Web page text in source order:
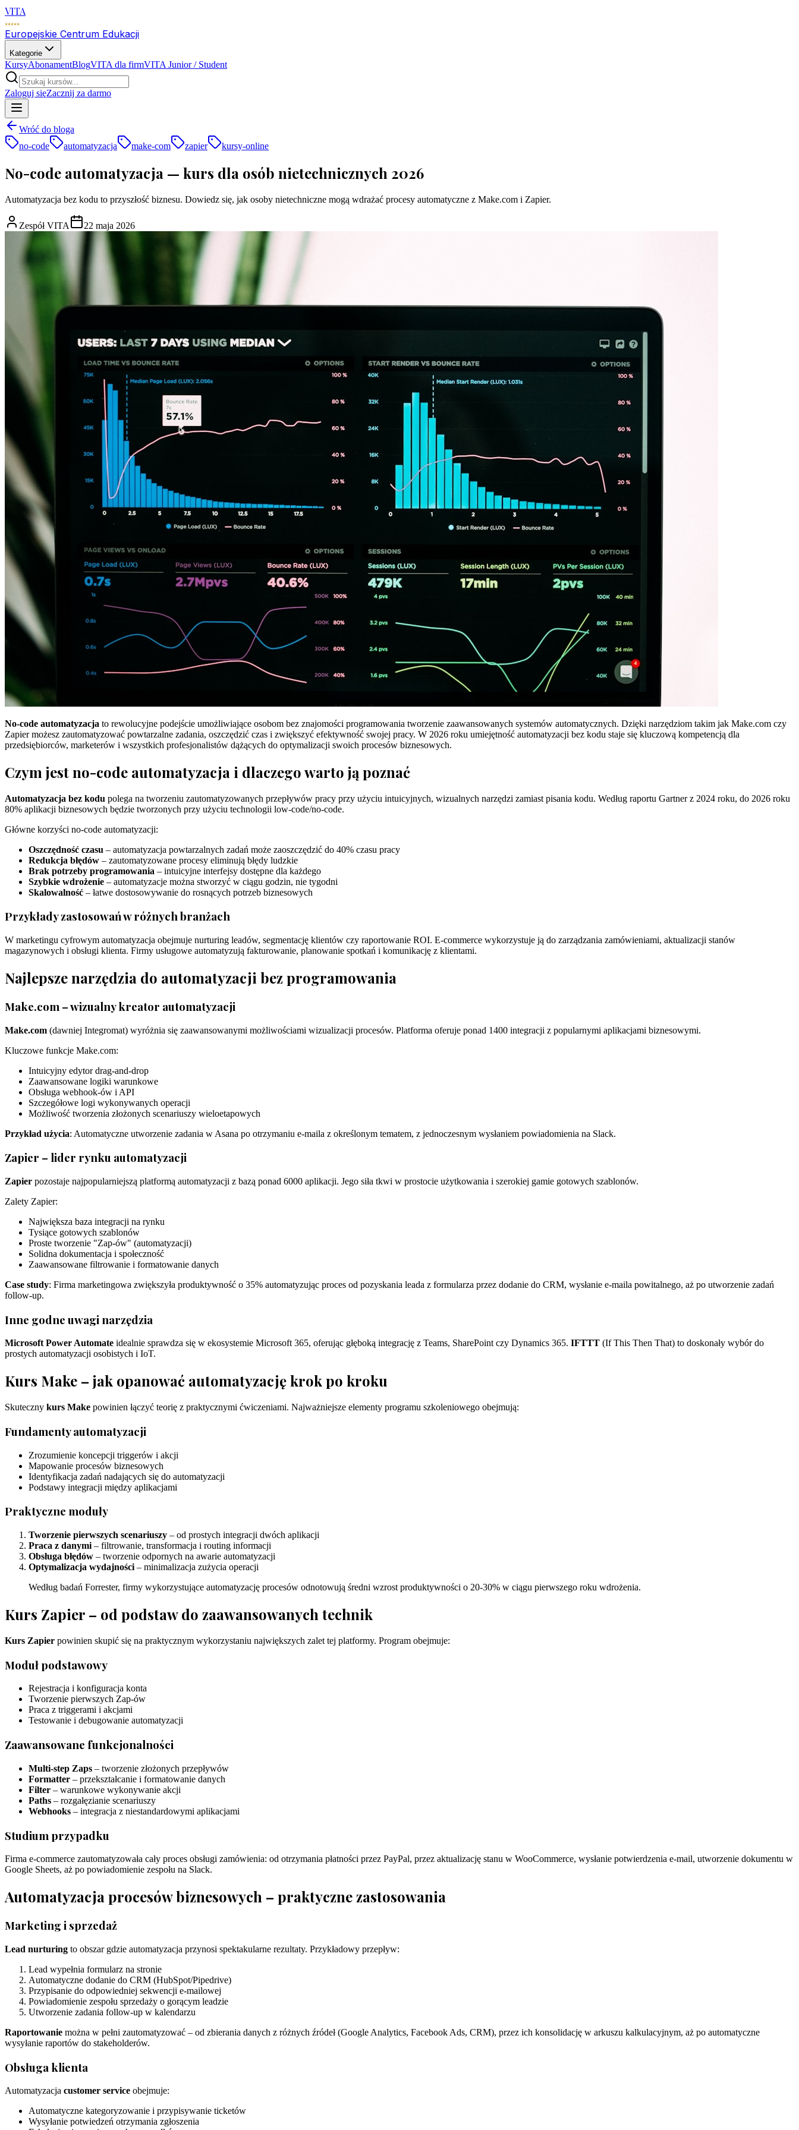
VITA
Europejskie Centrum Edukacji
Kategorie
KursyAbonamentBlogVITA dla firmVITA Junior / Student
Zaloguj sięZacznij za darmo
Wróć do bloga
no-code
automatyzacja make-com zapier kursy-online
No-code automatyzacja — kurs dla osób nietechnicznych 2026
Automatyzacja bez kodu to przyszłość biznesu. Dowiedz się, jak osoby nietechniczne mogą wdrażać procesy automatyczne z Make.com i Zapier.
Zespół VITA 22 maja 2026
No-code automatyzacja to rewolucyjne podejście umożliwiające osobom bez znajomości programowania tworzenie zaawansowanych systemów automatycznych. Dzięki narzędziom takim jak Make.com czy
Zapier możesz zautomatyzować powtarzalne zadania, oszczędzić czas i zwiększyć efektywność swojej pracy. W 2026 roku umiejętność automatyzacji bez kodu staje się kluczową kompetencją dla
przedsiębiorców, marketerów i wszystkich profesjonalistów dążących do optymalizacji swoich procesów biznesowych.
Czym jest no-code automatyzacja i dlaczego warto ją poznać
Automatyzacja bez kodu polega na tworzeniu zautomatyzowanych przepływów pracy przy użyciu intuicyjnych, wizualnych narzędzi zamiast pisania kodu. Według raportu Gartner z 2024 roku, do 2026 roku
80% aplikacji biznesowych będzie tworzonych przy użyciu technologii low-code/no-code.
Główne korzyści no-code automatyzacji:
Oszczędność czasu – automatyzacja powtarzalnych zadań może zaoszczędzić do 40% czasu pracy
Redukcja błędów – zautomatyzowane procesy eliminują błędy ludzkie
Brak potrzeby programowania – intuicyjne interfejsy dostępne dla każdego
Szybkie wdrożenie – automatyzacje można stworzyć w ciągu godzin, nie tygodni
Skalowalność – łatwe dostosowywanie do rosnących potrzeb biznesowych
Przykłady zastosowań w różnych branżach
W marketingu cyfrowym automatyzacja obejmuje nurturing leadów, segmentację klientów czy raportowanie ROI. E-commerce wykorzystuje ją do zarządzania zamówieniami, aktualizacji stanów
magazynowych i obsługi klienta. Firmy usługowe automatyzują fakturowanie, planowanie spotkań i komunikację z klientami.
Najlepsze narzędzia do automatyzacji bez programowania
Make.com – wizualny kreator automatyzacji
Make.com (dawniej Integromat) wyróżnia się zaawansowanymi możliwościami wizualizacji procesów. Platforma oferuje ponad 1400 integracji z popularnymi aplikacjami biznesowymi.
Kluczowe funkcje Make.com:
Intuicyjny edytor drag-and-drop
Zaawansowane logiki warunkowe
Obsługa webhook-ów i API
Szczegółowe logi wykonywanych operacji
Możliwość tworzenia złożonych scenariuszy wieloetapowych
Przykład użycia: Automatyczne utworzenie zadania w Asana po otrzymaniu e-maila z określonym tematem, z jednoczesnym wysłaniem powiadomienia na Slack.
Zapier – lider rynku automatyzacji
Zapier pozostaje najpopularniejszą platformą automatyzacji z bazą ponad 6000 aplikacji. Jego siła tkwi w prostocie użytkowania i szerokiej gamie gotowych szablonów.
Zalety Zapier:
Największa baza integracji na rynku
Tysiące gotowych szablonów
Proste tworzenie "Zap-ów" (automatyzacji)
Solidna dokumentacja i społeczność
Zaawansowane filtrowanie i formatowanie danych
Case study: Firma marketingowa zwiększyła produktywność o 35% automatyzując proces od pozyskania leada z formularza przez dodanie do CRM, wysłanie e-maila powitalnego, aż po utworzenie zadań
follow-up.
Inne godne uwagi narzędzia
Microsoft Power Automate idealnie sprawdza się w ekosystemie Microsoft 365, oferując głęboką integrację z Teams, SharePoint czy Dynamics 365. IFTTT (If This Then That) to doskonały wybór do
prostych automatyzacji osobistych i IoT.
Kurs Make – jak opanować automatyzację krok po kroku
Skuteczny kurs Make powinien łączyć teorię z praktycznymi ćwiczeniami. Najważniejsze elementy programu szkoleniowego obejmują:
Fundamenty automatyzacji
Zrozumienie koncepcji triggerów i akcji
Mapowanie procesów biznesowych
Identyfikacja zadań nadających się do automatyzacji
Podstawy integracji między aplikacjami
Praktyczne moduły
Tworzenie pierwszych scenariuszy – od prostych integracji dwóch aplikacji
Praca z danymi – filtrowanie, transformacja i routing informacji
Obsługa błędów – tworzenie odpornych na awarie automatyzacji
Optymalizacja wydajności – minimalizacja zużycia operacji
Według badań Forrester, firmy wykorzystujące automatyzację procesów odnotowują średni wzrost produktywności o 20-30% w ciągu pierwszego roku wdrożenia.
Kurs Zapier – od podstaw do zaawansowanych technik
Kurs Zapier powinien skupić się na praktycznym wykorzystaniu największych zalet tej platformy. Program obejmuje:
Moduł podstawowy
Rejestracja i konfiguracja konta
Tworzenie pierwszych Zap-ów
Praca z triggerami i akcjami
Testowanie i debugowanie automatyzacji
Zaawansowane funkcjonalności
Multi-step Zaps – tworzenie złożonych przepływów
Formatter – przekształcanie i formatowanie danych
Filter – warunkowe wykonywanie akcji
Paths – rozgałęzianie scenariuszy
Webhooks – integracja z niestandardowymi aplikacjami
Studium przypadku
Firma e-commerce zautomatyzowała cały proces obsługi zamówienia: od otrzymania płatności przez PayPal, przez aktualizację stanu w WooCommerce, wysłanie potwierdzenia e-mail, utworzenie dokumentu w
Google Sheets, aż po powiadomienie zespołu na Slack.
Automatyzacja procesów biznesowych – praktyczne zastosowania
Marketing i sprzedaż
Lead nurturing to obszar gdzie automatyzacja przynosi spektakularne rezultaty. Przykładowy przepływ:
Lead wypełnia formularz na stronie
Automatyczne dodanie do CRM (HubSpot/Pipedrive)
Przypisanie do odpowiedniej sekwencji e-mailowej
Powiadomienie zespołu sprzedaży o gorącym leadzie
Utworzenie zadania follow-up w kalendarzu
Raportowanie można w pełni zautomatyzować – od zbierania danych z różnych źródeł (Google Analytics, Facebook Ads, CRM), przez ich konsolidację w arkuszu kalkulacyjnym, aż po automatyczne
wysyłanie raportów do stakeholderów.
Obsługa klienta
Automatyzacja customer service obejmuje:
Automatyczne kategoryzowanie i przypisywanie ticketów
Wysyłanie potwiedzeń otrzymania zgłoszenia